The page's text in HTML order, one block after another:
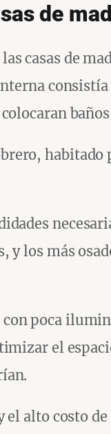
de
casas de
y los más
poca
el
el alto costo